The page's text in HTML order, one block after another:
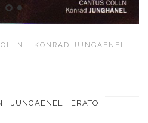
- KONRAD JUNGAENEL
JUNGAENEL ERATO